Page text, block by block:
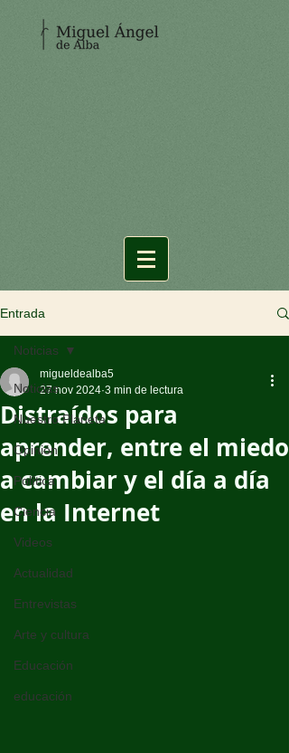
Entrada
Noticias
Nuestro Planeta
Opinión
Política
Ciencia
Videos
Actualidad
Entrevistas
Arte y cultura
Educación
educación
Noticias
Distraídos para
aprender, entre el miedo
a cambiar y el día a día
en la Internet
migueldealba5
27 nov 2024 3 min de lectura